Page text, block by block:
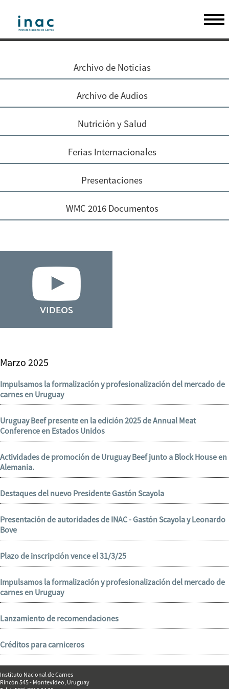
Archivo de Noticias
Archivo de Audios
Nutrición y Salud
Ferias Internacionales
Presentaciones
WMC 2016 Documentos
Marzo 2025
Impulsamos la formalización y profesionalización del mercado de
carnes en Uruguay
Uruguay Beef presente en la edición 2025 de Annual Meat
Conference en Estados Unidos
Actividades de promoción de Uruguay Beef junto a Block House en
Alemania.
Destaques del nuevo Presidente Gastón Scayola
Presentación de autoridades de INAC - Gastón Scayola y Leonardo
Bove
Plazo de inscripción vence el 31/3/25
Impulsamos la formalización y profesionalización del mercado de
carnes en Uruguay
Lanzamiento de recomendaciones
Créditos para carniceros
Instituto Nacional de Carnes
Rincón 545 - Montevideo, Uruguay